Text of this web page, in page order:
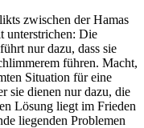
zwischen der Hamas
unterstrichen: Die
nur dazu, dass sie
führen. Macht,
Situation für eine
sie dienen nur dazu, die
Lösung liegt im Frieden
liegenden Problemen